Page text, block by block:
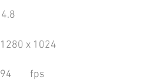
4.8
1280 x 1024
94 fps